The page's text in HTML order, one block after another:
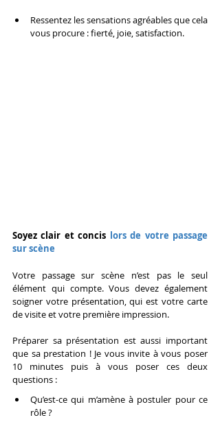
Ressentez les sensations agréables que cela
vous procure : fierté, joie, satisfaction.
Soyez clair et concis lors de votre passage
sur scène
Votre passage sur scène n’est pas le seul
élément qui compte. Vous devez également
soigner votre présentation, qui est votre carte
de visite et votre première impression.
Préparer sa présentation est aussi important
que sa prestation ! Je vous invite à vous poser
10 minutes puis à vous poser ces deux
questions :
Qu’est-ce qui m’amène à postuler pour ce
rôle ?